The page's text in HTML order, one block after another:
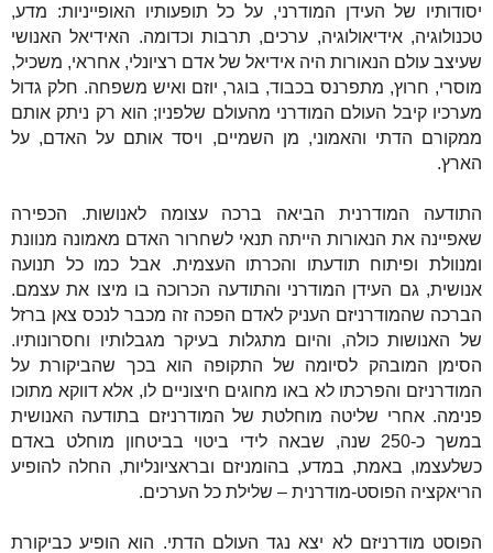
יסודותיו של העידן המודרני, על כל תופעותיו האופייניות: מדע,
טכנולוגיה, אידיאולוגיה, ערכים, תרבות וכדומה. האידיאל האנושי
שעיצב עולם הנאורות היה אידיאל של אדם רציונלי, אחראי, משכיל,
מוסרי, חרוץ, מתפרנס בכבוד, בוגר, יוזם ואיש משפחה. חלק גדול
מערכיו קיבל העולם המודרני מהעולם שלפניו; הוא רק ניתק אותם
ממקורם הדתי והאמוני, מן השמיים, ויסד אותם על האדם, על
הארץ.
התודעה המודרנית הביאה ברכה עצומה לאנושות. הכפירה
שאפיינה את הנאורות הייתה תנאי לשחרור האדם מאמונה מנוונת
ומנוולת ופיתוח תודעתו והכרתו העצמית. אבל כמו כל תנועה
אנושית, גם העידן המודרני והתודעה הכרוכה בו מיצו את עצמם.
הברכה שהמודרניזם העניק לאדם הפכה זה מכבר לנכס צאן ברזל
של האנושות כולה, והיום מתגלות בעיקר מגבלותיו וחסרונותיו.
הסימן המובהק לסיומה של התקופה הוא בכך שהביקורת על
המודרניזם והפרכתו לא באו מחוגים חיצוניים לו, אלא דווקא מתוכו
פנימה. אחרי שליטה מוחלטת של המודרניזם בתודעה האנושית
במשך כ-250 שנה, שבאה לידי ביטוי בביטחון מוחלט באדם
כשלעצמו, באמת, במדע, בהומניזם ובראציונליות, החלה להופיע
הריאקציה הפוסט-מודרנית – שלילת כל הערכים.
הפוסט מודרניזם לא יצא נגד העולם הדתי. הוא הופיע כביקורת